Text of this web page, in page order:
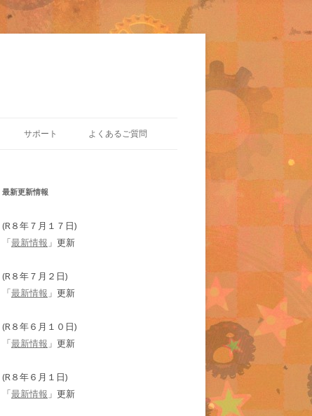
サポート よくあるご質問
最新更新情報
(R８年７月１７日)
「最新情報 」更新
(R８年７月２日)
「最新情報 」更新
(R８年６月１０日)
「最新情報 」更新
(R８年６月１日)
「最新情報 」更新